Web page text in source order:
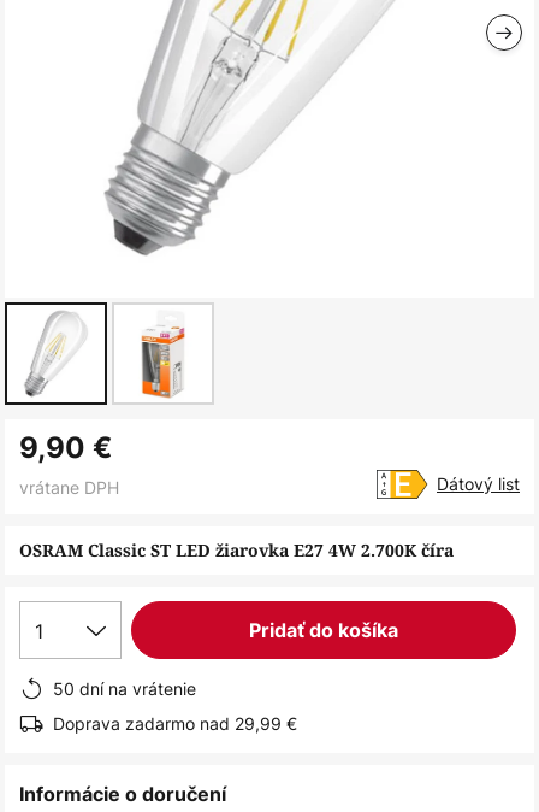
na
začiatok
obrázkov
OSRAM Classic ST LED žiarovka E27 4W 2.700K číra
9,90 €
vrátane DPH Dátový list
1 Pridať do košíka
50 dní na vrátenie
Doprava zadarmo nad 29,99 €
Informácie o doručení